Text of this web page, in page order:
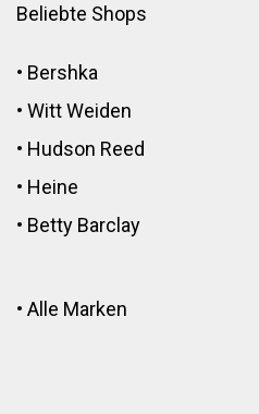
Beliebte Shops
• Bershka
• Witt Weiden
• Hudson Reed
• Heine
• Betty Barclay
• Alle Marken